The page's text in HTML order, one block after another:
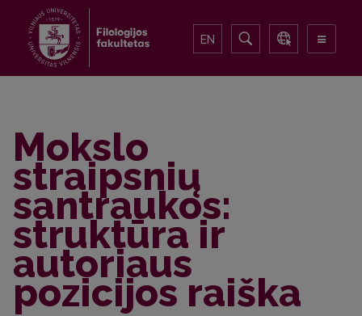
EN
Mokslo
straipsnių
santraukos:
struktūra ir
autoriaus
pozicijos raiška